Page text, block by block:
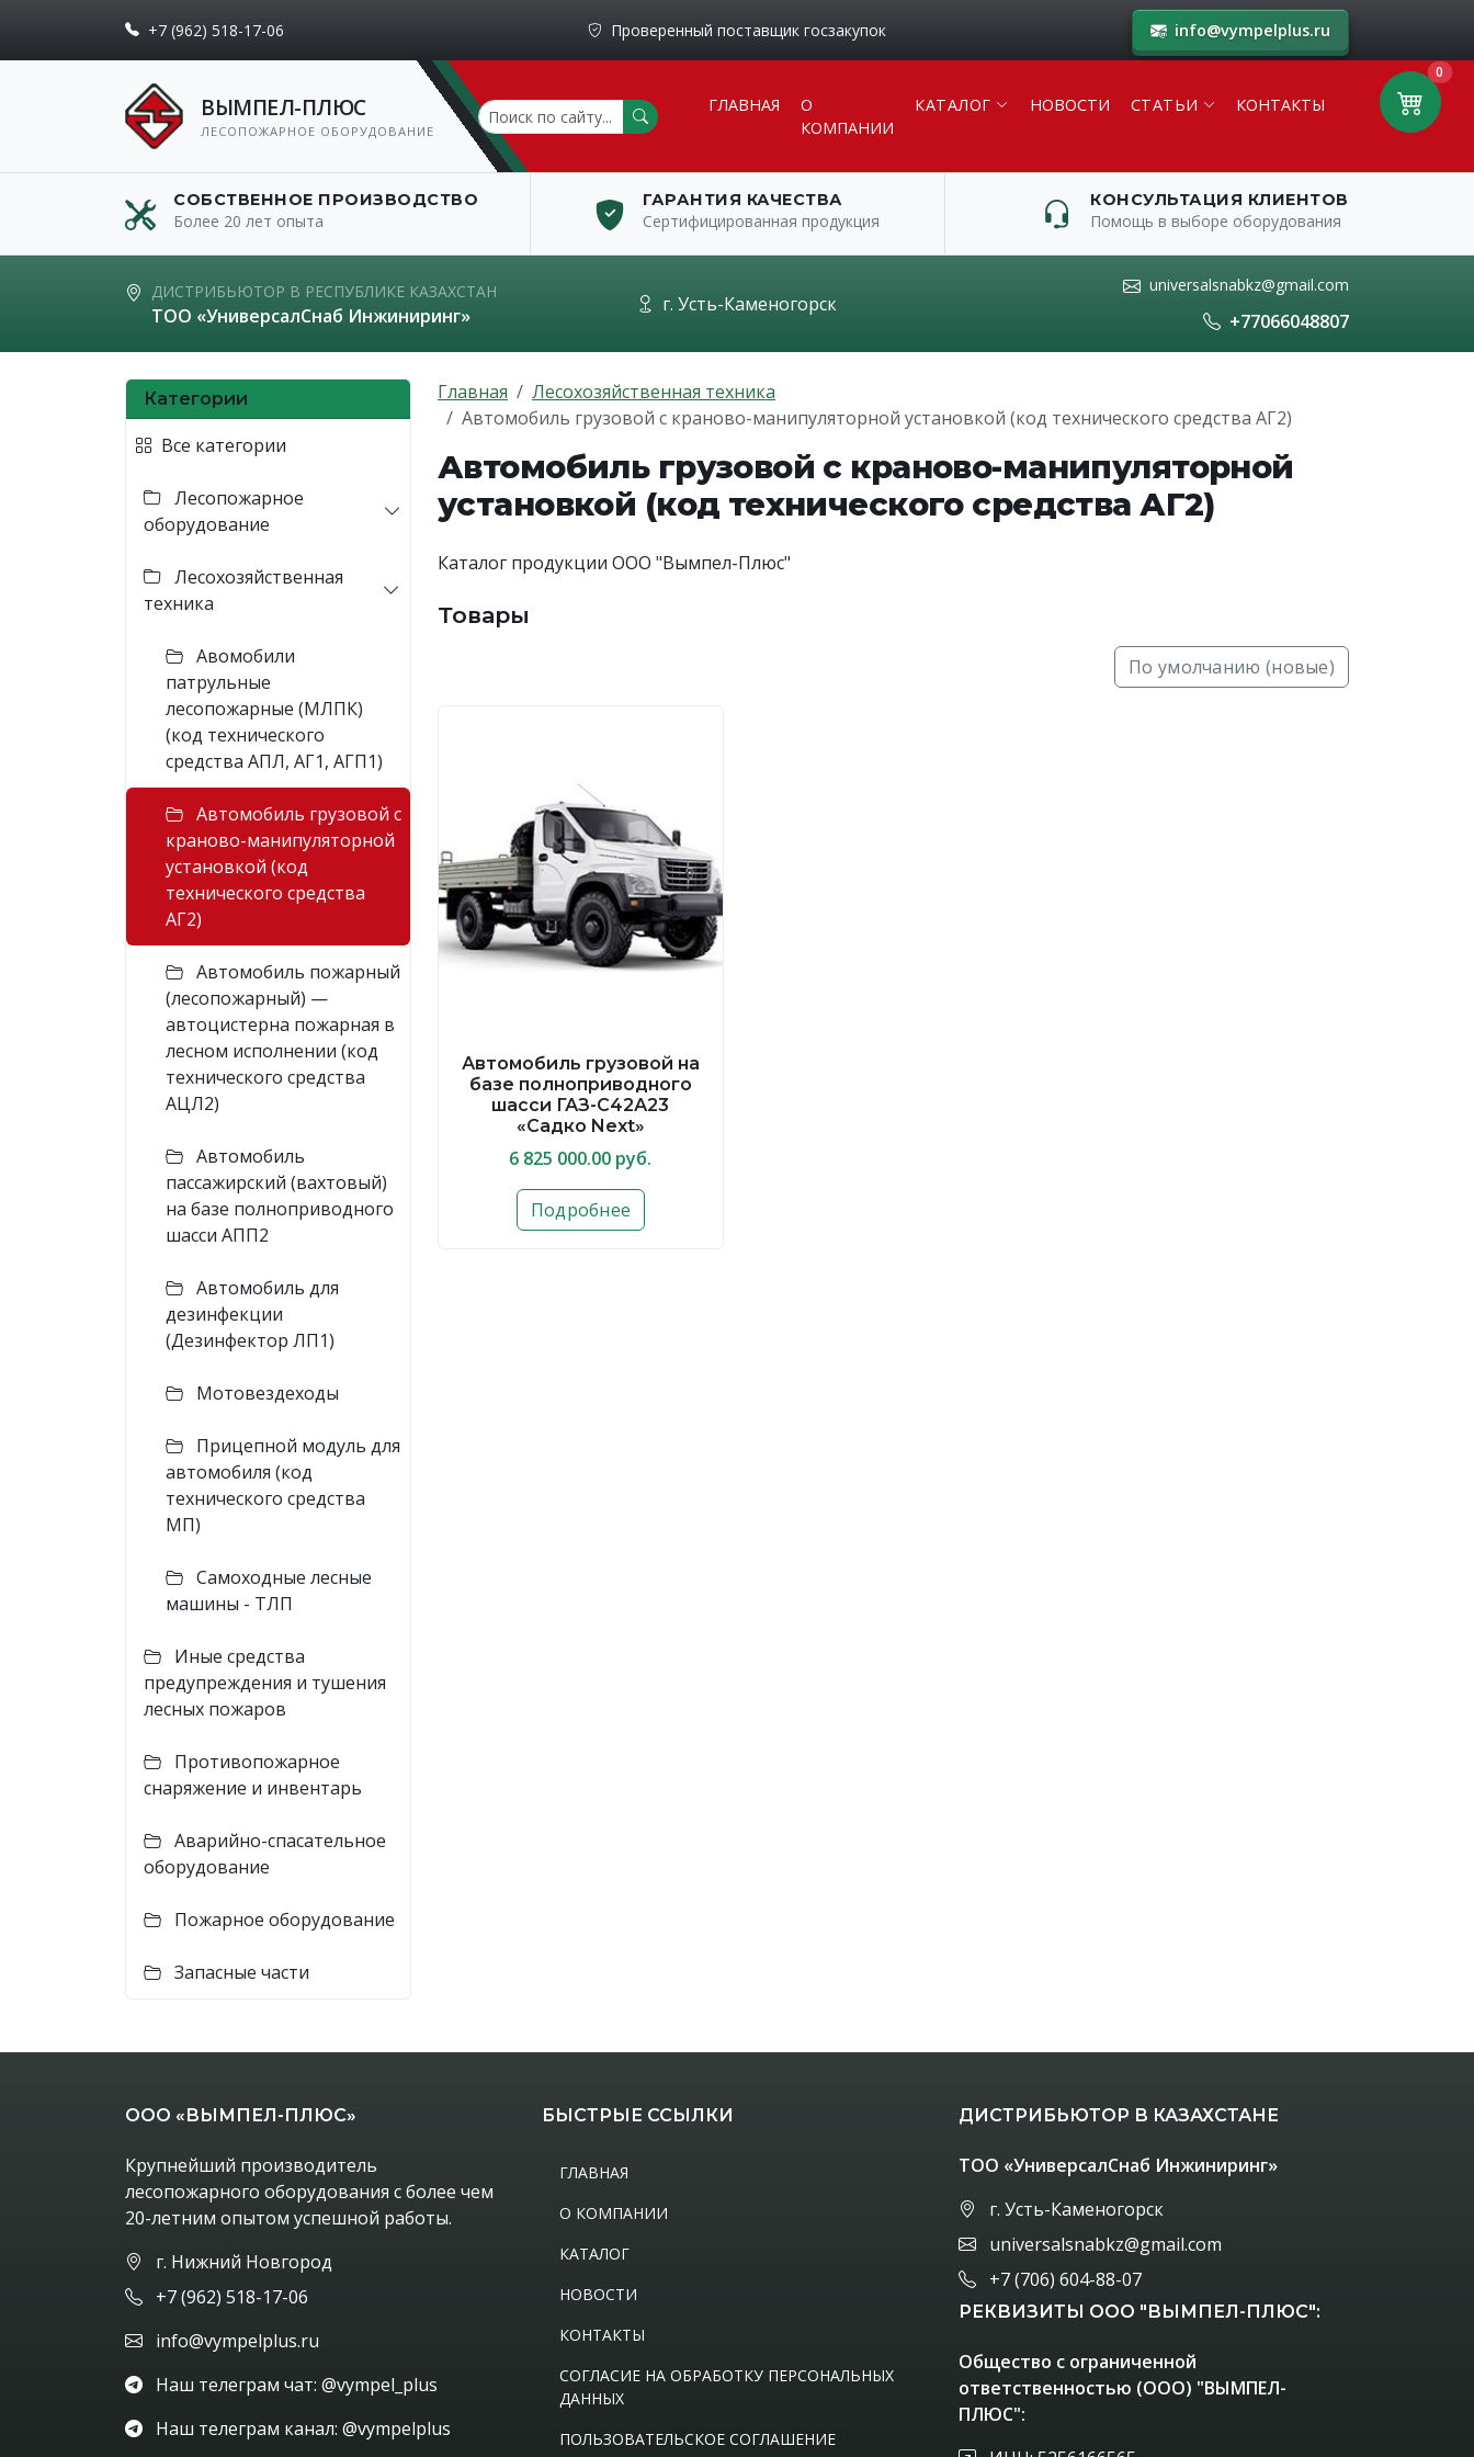
+7 (962) 518-17-06 Проверенный поставщик госзакупок info@vympelplus.ru
ВЫМПЕЛ-ПЛЮС
ЛЕСОПОЖАРНОЕ ОБОРУДОВАНИЕ
ГЛАВНАЯ
О
КОМПАНИИ
КАТАЛОГ НОВОСТИ СТАТЬИ КОНТАКТЫ
СОБСТВЕННОЕ ПРОИЗВОДСТВО
Более 20 лет опыта
ГАРАНТИЯ КАЧЕСТВА
Сертифицированная продукция
КОНСУЛЬТАЦИЯ КЛИЕНТОВ
Помощь в выборе оборудования
ДИСТРИБЬЮТОР В РЕСПУБЛИКЕ КАЗАХСТАН
ТОО «УниверсалСнаб Инжиниринг» г. Усть-Каменогорск
universalsnabkz@gmail.com
+77066048807
Категории
Все категории
Лесопожарное
оборудование
Лесохозяйственная
техника
Авомобили
патрульные
лесопожарные (МЛПК)
(код технического
средства АПЛ, АГ1, АГП1)
Автомобиль грузовой с
краново-манипуляторной
установкой (код
технического средства
АГ2)
Автомобиль пожарный
(лесопожарный) —
автоцистерна пожарная в
лесном исполнении (код
технического средства
АЦЛ2)
Автомобиль
пассажирский (вахтовый)
на базе полноприводного
шасси АПП2
Автомобиль для
дезинфекции
(Дезинфектор ЛП1)
Мотовездеходы
Прицепной модуль для
автомобиля (код
технического средства
МП)
Cамоходные лесные
машины - ТЛП
Иные средства
предупреждения и тушения
лесных пожаров
Противопожарное
снаряжение и инвентарь
Аварийно-спасательное
оборудование
Пожарное оборудование
Запасные части
Главная
Лесохозяйственная техника
Автомобиль грузовой с краново-манипуляторной установкой (код технического средства АГ2)
Автомобиль грузовой с краново-манипуляторной
установкой (код технического средства АГ2)
Каталог продукции ООО "Вымпел-Плюс"
Товары
По умолчанию (новые)
Автомобиль грузовой на
базе полноприводного
шасси ГАЗ-С42А23
«Садко Next»
6 825 000.00 руб.
Подробнее
ООО «ВЫМПЕЛ-ПЛЮС»
Крупнейший производитель
лесопожарного оборудования с более чем
20-летним опытом успешной работы.
г. Нижний Новгород
+7 (962) 518-17-06
info@vympelplus.ru
Наш телеграм чат: @vympel_plus
Наш телеграм канал: @vympelplus
БЫСТРЫЕ ССЫЛКИ
ГЛАВНАЯ
О КОМПАНИИ
КАТАЛОГ
НОВОСТИ
КОНТАКТЫ
СОГЛАСИЕ НА ОБРАБОТКУ ПЕРСОНАЛЬНЫХ
ДАННЫХ
ПОЛЬЗОВАТЕЛЬСКОЕ СОГЛАШЕНИЕ
ДИСТРИБЬЮТОР В КАЗАХСТАНЕ
ТОО «УниверсалСнаб Инжиниринг»
г. Усть-Каменогорск
universalsnabkz@gmail.com
+7 (706) 604-88-07
РЕКВИЗИТЫ ООО "ВЫМПЕЛ-ПЛЮС":
Общество с ограниченной
ответственностью (ООО) "ВЫМПЕЛ-
ПЛЮС":
0